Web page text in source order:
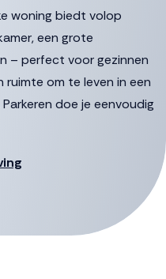
woning biedt volop
een grote
– perfect voor gezinnen
ruimte om te leven in een
doe je eenvoudig
om de woning naar
aan de tuinzijde te
bij jouw manier van